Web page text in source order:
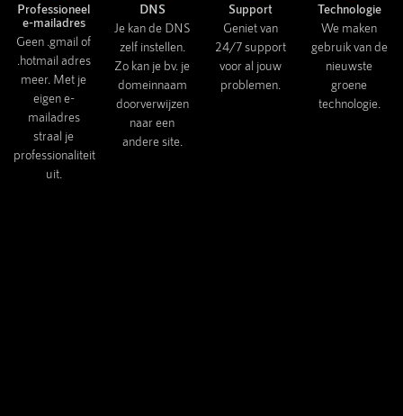
Professioneel
e-mailadres
Geen .gmail of
.hotmail adres
meer. Met je
eigen e-
mailadres
straal je
professionaliteit
uit.
DNS
Je kan de DNS
zelf instellen.
Zo kan je bv. je
domeinnaam
doorverwijzen
naar een
andere site.
Support
Geniet van
24/7 support
voor al jouw
problemen.
Technologie
We maken
gebruik van de
nieuwste
groene
technologie.